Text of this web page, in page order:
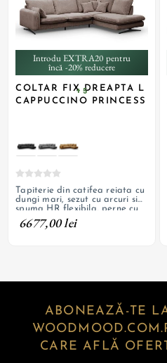
Introdu EXTRA20 pentru
încă -20% reducere
COLTAR FIX DREAPTA L
CAPPUCCINO PRINCESS
+ 5
Tapiterie din catifea reiata cu
dungi mari, sezut cu arcuri si
spuma HR flexibila, perne cu
fermoar, picioare metalice
decorative
6677,00 lei
ABONEAZĂ-TE
CARE AFLĂ